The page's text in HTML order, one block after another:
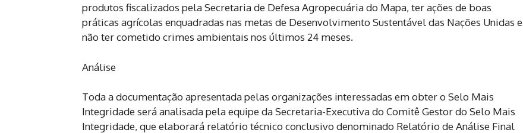
produtos fiscalizados pela Secretaria de Defesa Agropecuária do Mapa, ter ações de boas
práticas agrícolas enquadradas nas metas de Desenvolvimento Sustentável das Nações Unidas e
não ter cometido crimes ambientais nos últimos 24 meses.
Análise
Toda a documentação apresentada pelas organizações interessadas em obter o Selo Mais
Integridade será analisada pela equipe da Secretaria-Executiva do Comitê Gestor do Selo Mais
Integridade, que elaborará relatório técnico conclusivo denominado Relatório de Análise Final